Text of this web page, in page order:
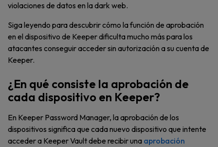
violaciones de datos en la dark web.
Siga leyendo para descubrir cómo la función de aprobación
en el dispositivo de Keeper dificulta mucho más para los
atacantes conseguir acceder sin autorización a su cuenta de
Keeper.
¿En qué consiste la aprobación de
cada dispositivo en Keeper?
En Keeper Password Manager, la aprobación de los
dispositivos significa que cada nuevo dispositivo que intente
acceder a Keeper Vault debe recibir una aprobación